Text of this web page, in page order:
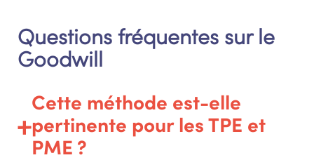
Questions fréquentes sur le
Goodwill
Cette méthode est-elle
pertinente pour les TPE et
PME ?